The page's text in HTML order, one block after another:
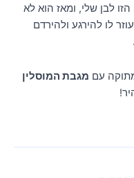
הזו לבן שלי, ומאז הוא לא
לו להירגע ולהירדם
עם מגבת המוסלין